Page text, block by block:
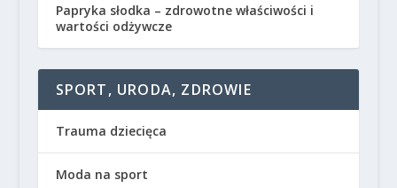
Papryka słodka – zdrowotne właściwości i
wartości odżywcze
SPORT, URODA, ZDROWIE
Trauma dziecięca
Moda na sport